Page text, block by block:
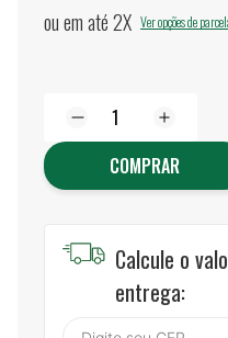
ou em até2X Ver opções de
COMPRAR
Calcule o
entrega: